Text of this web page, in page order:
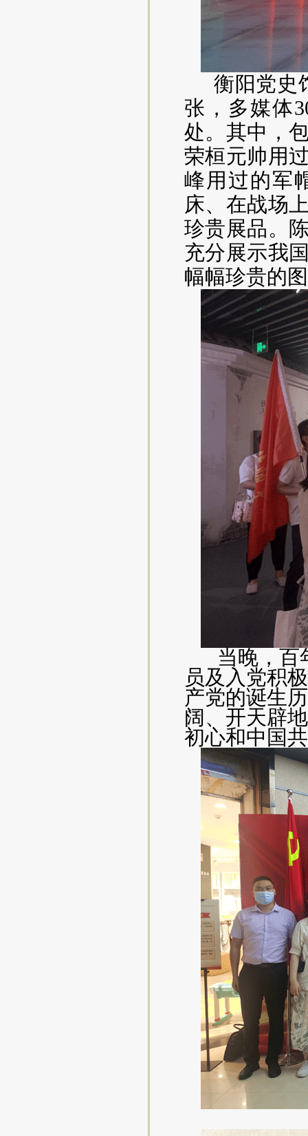
衡阳党史
张，多媒体
处。其中，
荣桓元帅用
峰用过的军
床、在战场
珍贵展品。
充分展示我
幅幅珍贵的
当晚 ， 百
员及入党积
产党的诞生
阔、开天辟
初心和中国